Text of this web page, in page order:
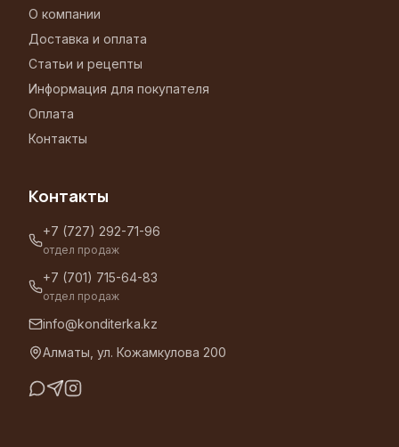
О компании
Доставка и оплата
Статьи и рецепты
Информация для покупателя
Оплата
Контакты
Контакты
+7 (727) 292-71-96
отдел продаж
+7 (701) 715-64-83
отдел продаж
info@konditerka.kz
Алматы, ул. Кожамкулова 200